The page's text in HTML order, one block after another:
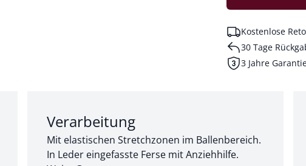
Kostenlose
30 Tage
3 Jahre
Abschnitt 2 von 3:
Verarbeitung
Mit elastischen Stretchzonen im Ballenbereich.
In Leder eingefasste Ferse mit Anziehhilfe.